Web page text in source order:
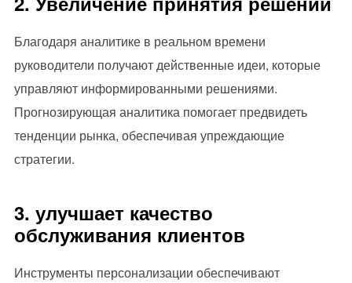
Благодаря аналитике в реальном времени
руководители получают действенные идеи, которые
управляют информированными решениями.
Прогнозирующая аналитика помогает предвидеть
тенденции рынка, обеспечивая упреждающие
стратегии.
3. улучшает качество
обслуживания клиентов
Инструменты персонализации обеспечивают